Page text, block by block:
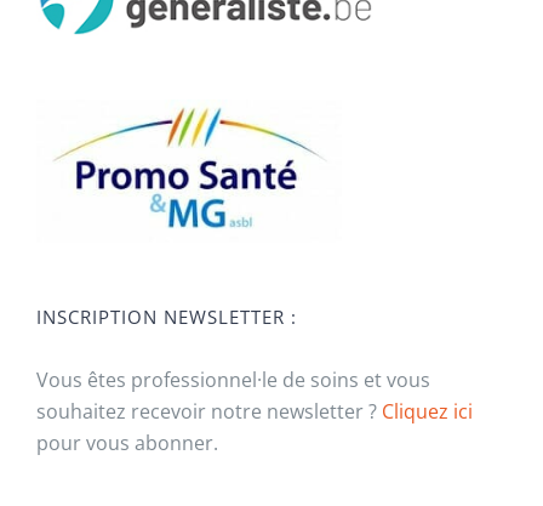
INSCRIPTION NEWSLETTER :
Vous êtes professionnel·le de soins et vous
souhaitez recevoir notre newsletter ? Cliquez ici
pour vous abonner.